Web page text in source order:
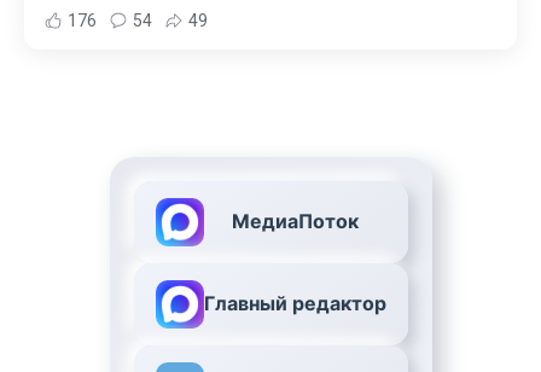
176 54 49
МедиаПоток
Главный редактор